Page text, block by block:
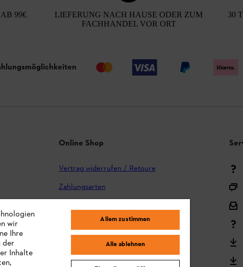
99€
LIEFERUNG NACH HAUSE ODER ZUM
FACHHANDEL VOR ORT
30
Online Shop
Vertrag widerrufen / Retoure
Zahlungsarten
Reklamation und Garantie
STIHL Kooperationsprogramm
STIHL Bedienungsanleitungen
wir
Ihre
der
Inhalte
Allem zustimmen
Alle ablehnen